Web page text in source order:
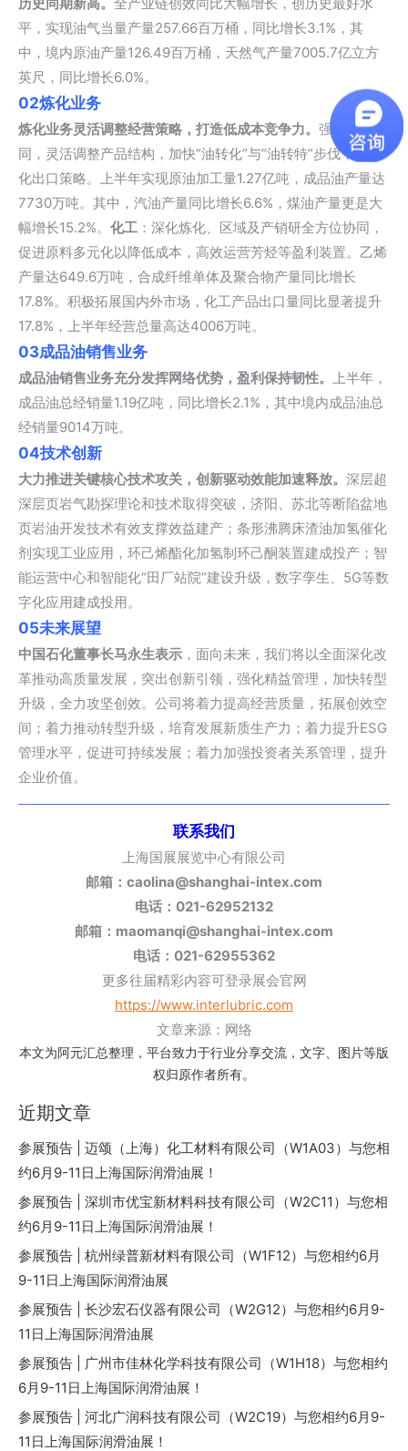
平，实现油气当量产量257.66百万桶，同比增长3.1%，其
中，境内原油产量126.49百万桶，天然气产量7005.7亿立方
英尺，同比增长6.0%。
02炼化业务
炼化业务灵活调整经营策略，打造低成本竞争力。 强化产销协
同，灵活调整产品结构，加快“油转化”与“油转特”步伐，并优
化出口策略。上半年实现原油加工量1.27亿吨，成品油产量达
7730万吨。其中，汽油产量同比增长6.6%，煤油产量更是大
幅增长15.2%。 化工 ：深化炼化、区域及产销研全方位协同，
促进原料多元化以降低成本，高效运营芳烃等盈利装置。乙烯
产量达649.6万吨，合成纤维单体及聚合物产量同比增长
17.8%。积极拓展国内外市场，化工产品出口量同比显著提升
17.8%，上半年经营总量高达4006万吨。
03成品油销售业务
成品油销售业务充分发挥网络优势，盈利保持韧性。 上半年，
成品油总经销量1.19亿吨，同比增长2.1%，其中境内成品油总
经销量9014万吨。
04技术创新
大力推进关键核心技术攻关，创新驱动效能加速释放。 深层超
深层页岩气勘探理论和技术取得突破，济阳、苏北等断陷盆地
页岩油开发技术有效支撑效益建产；条形沸腾床渣油加氢催化
剂实现工业应用，环己烯酯化加氢制环己酮装置建成投产；智
能运营中心和智能化“田厂站院”建设升级，数字孪生、5G等数
字化应用建成投用。
05未来展望
中国石化董事长马永生表示 ，面向未来，我们将以全面深化改
革推动高质量发展，突出创新引领，强化精益管理，加快转型
升级，全力攻坚创效。公司将着力提高经营质量，拓展创效空
间；着力推动转型升级，培育发展新质生产力；着力提升ESG
管理水平，促进可持续发展；着力加强投资者关系管理，提升
企业价值。
联系我们
上海国展展览中心有限公司
邮箱：caolina@shanghai-intex.com
电话：021-62952132
邮箱：maomanqi@shanghai-intex.com
电话：021-62955362
更多往届精彩内容可登录展会官网
https://www.interlubric.com
文章来源：网络
本文为阿元汇总整理，平台致力于行业分享交流，文字、图片等版
权归原作者所有。
近期文章
参展预告 | 迈颂（上海）化工材料有限公司（W1A03）与您相
约6月9-11日上海国际润滑油展！
参展预告 | 深圳市优宝新材料科技有限公司（W2C11）与您相
约6月9-11日上海国际润滑油展！
参展预告 | 杭州绿普新材料有限公司（W1F12）与您相约6月
9-11日上海国际润滑油展
参展预告 | 长沙宏石仪器有限公司（W2G12）与您相约6月9-
11日上海国际润滑油展
参展预告 | 广州市佳林化学科技有限公司（W1H18）与您相约
6月9-11日上海国际润滑油展！
参展预告 | 河北广润科技有限公司（W2C19）与您相约6月9-
11日上海国际润滑油展！